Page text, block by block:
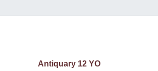
Antiquary 12 YO